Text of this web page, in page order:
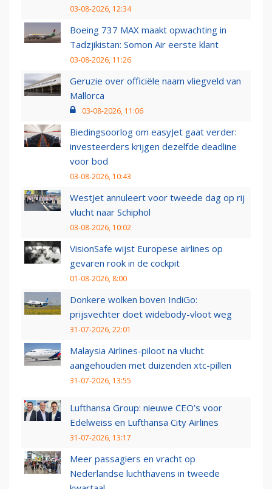
03-08-2026, 12:34
Boeing 737 MAX maakt opwachting in
Tadzjikistan: Somon Air eerste klant
03-08-2026, 11:26
Geruzie over officiële naam vliegveld van
Mallorca
03-08-2026, 11:06
Biedingsoorlog om easyJet gaat verder:
investeerders krijgen dezelfde deadline
voor bod
03-08-2026, 10:43
WestJet annuleert voor tweede dag op rij
vlucht naar Schiphol
03-08-2026, 10:02
VisionSafe wijst Europese airlines op
gevaren rook in de cockpit
01-08-2026, 8:00
Donkere wolken boven IndiGo:
prijsvechter doet widebody-vloot weg
31-07-2026, 22:01
Malaysia Airlines-piloot na vlucht
aangehouden met duizenden xtc-pillen
31-07-2026, 13:55
Lufthansa Group: nieuwe CEO’s voor
Edelweiss en Lufthansa City Airlines
31-07-2026, 13:17
Meer passagiers en vracht op
Nederlandse luchthavens in tweede